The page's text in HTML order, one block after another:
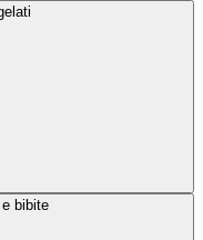
bibite